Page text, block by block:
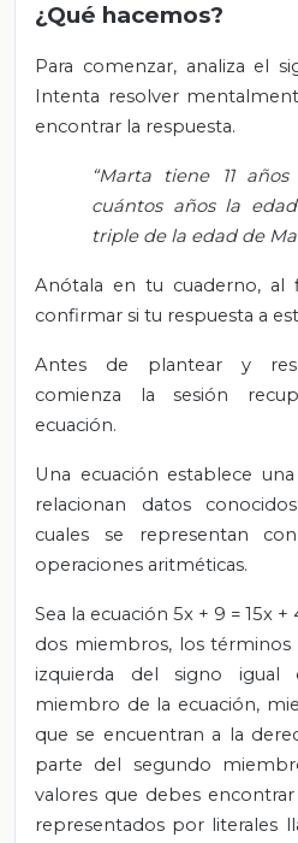
¿Qué hacemos?
Para comenzar, analiza el
Intenta resolver
encontrar la respuesta.
“Marta tiene 11
cuántos años la
triple de la edad de
Anótala en tu cuaderno, al
confirmar si tu respuesta a
Antes de plantear y
comienza la sesión
ecuación.
Una ecuación establece
relacionan datos
cuales se representan
operaciones aritméticas.
Sea la ecuación 5x + 9 = 15x
dos miembros, los términos
izquierda del signo igual
miembro de la ecuación,
que se encuentran a la
parte del segundo
valores que debes
representados por literales